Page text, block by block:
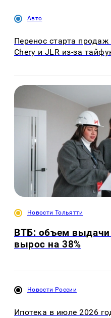
Авто
Перенос старта продаж
Chery и JLR из-за
Новости Тольятти
ВТБ: объем выдачи
вырос на 38%
Новости России
Ипотека в июле 2026